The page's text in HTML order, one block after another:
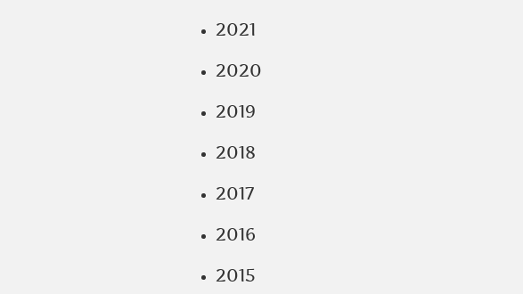
2021
2020
2019
2018
2017
2016
2015